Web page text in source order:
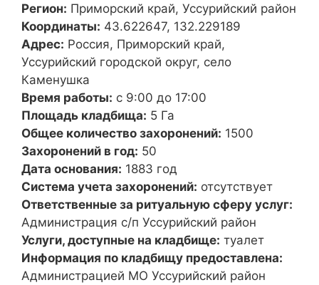
Регион: Приморский край, Уссурийский район
Координаты: 43.622647, 132.229189
Адрес: Россия, Приморский край,
Уссурийский городской округ, село
Каменушка
Время работы: с 9:00 до 17:00
Площадь кладбища: 5 Га
Общее количество захоронений: 1500
Захоронений в год: 50
Дата основания: 1883 год
Система учета захоронений: отсутствует
Ответственные за ритуальную сферу услуг:
Администрация с/п Уссурийский район
Услуги, доступные на кладбище: туалет
Информация по кладбищу предоставлена:
Администрацией МО Уссурийский район